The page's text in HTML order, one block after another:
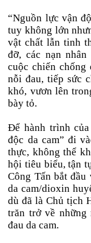
“Nguồn lực vận
tuy không lớn
vật chất lẫn tinh
đỡ, các nạn
cuộc chiến
nỗi đau, tiếp sức
khó, vươn lên
bày tỏ.
Để hành trình
độc da cam” đi
thực, không thể
hội tiêu biểu, tận
Công Tấn bắt
da cam/dioxin
dù đã là Chủ tịch
trăn trở về những
đau da cam.